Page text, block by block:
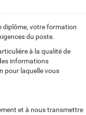
diplôme, votre formation
du poste.
à la qualité de
informations
pour laquelle vous
et à nous transmettre